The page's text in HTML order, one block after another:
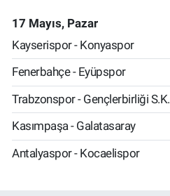
17 Mayıs, Pazar
Kayserispor - Konyaspor
Fenerbahçe - Eyüpspor
Trabzonspor - Gençlerbirliği S.K.
Kasımpaşa - Galatasaray
Antalyaspor - Kocaelispor